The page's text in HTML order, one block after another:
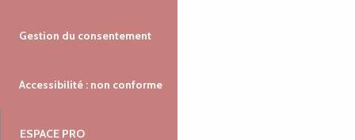
Gestion du consentement
Accessibilité : non conforme
ESPACE PRO